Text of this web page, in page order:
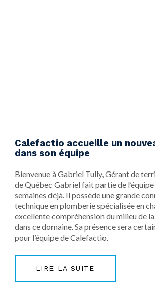
Calefactio accueille un
dans son équipe
Bienvenue à Gabriel Tully, Gérant de
de Québec Gabriel fait partie de
semaines déjà. Il possède une grande
technique en plomberie spécialisée en
excellente compréhension du milieu de
dans ce domaine. Sa présence sera
pour l’équipe de Calefactio.
LIRE LA SUITE